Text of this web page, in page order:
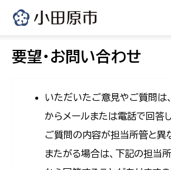
要望・お問い合わせ
いただいたご意見やご質問は
からメールまたは電話で回答
ご質問の内容が担当所管と異
またがる場合は、下記の担当